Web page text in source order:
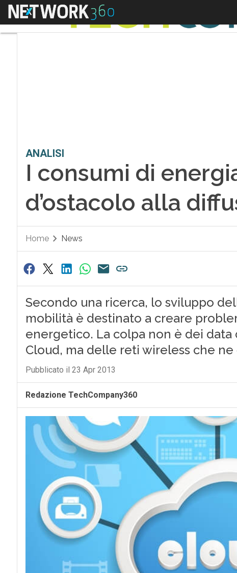
Menu
ANALISI
I consumi di
d’ostacolo alla
Home News
Secondo una ricerca, lo sviluppo
mobilità è destinato a creare
energetico. La colpa non è dei
Cloud, ma delle reti wireless che ne
Pubblicato il 23 Apr 2013
Redazione TechCompany360